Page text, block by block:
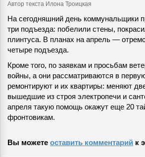
Автор текста Илона Троицкая
На сегодняшний день коммунальщики
три подъезда: побелили стены,
плинтуса. В планах на апрель —
четыре подъезда.
Кроме того, по заявкам и просьбам
войны, а они рассматриваются в
ремонтируют и их квартиры: меняют
вышедшие из строя электропечи и
апреля такую помощь окажут еще 20
фронтовикам.
Вы можете оставить комментарий к